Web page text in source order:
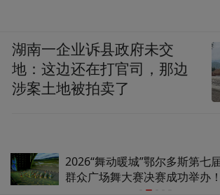
始终在问“戏剧到底能干什么”的
手艺人周可
湖南一企业诉县政府未交
地：这边还在打官司，那边
涉案土地被拍卖了